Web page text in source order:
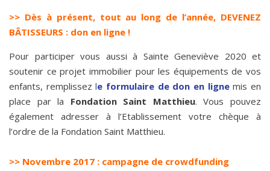
>> Dès à présent, tout au long de l’année, DEVENEZ
BÂTISSEURS : don en ligne !
Pour participer vous aussi à Sainte Geneviève 2020 et
soutenir ce projet immobilier pour les équipements de vos
enfants, remplissezle formulaire de don en lignemis en
place par la Fondation Saint Matthieu. Vous pouvez
également adresser à l’Etablissement votre chèque à
l’ordre de la Fondation Saint Matthieu.
>> Novembre 2017 : campagne de crowdfunding